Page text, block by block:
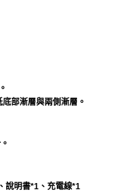
部漸層與兩側漸層。
說明書*1、充電線*1